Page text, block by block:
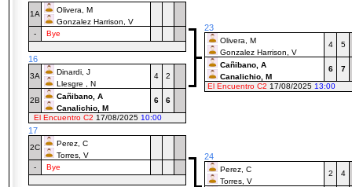
1A
Olivera, M
Gonzalez Harrison, V
-
Bye
23
Olivera, M
Gonzalez Harrison, V
4 5
Cañibano, A
Canalichio, M
6
7
El Encuentro C2 17/08/2025 13:00
16
3A
Dinardi, J
Llesgre , N
4 2
2B
Cañibano, A
Canalichio, M
6
6
El Encuentro C2 17/08/2025 10:00
17
2C
Perez, C
Torres, V
-
Bye
24
Perez, C
Torres, V
2 4